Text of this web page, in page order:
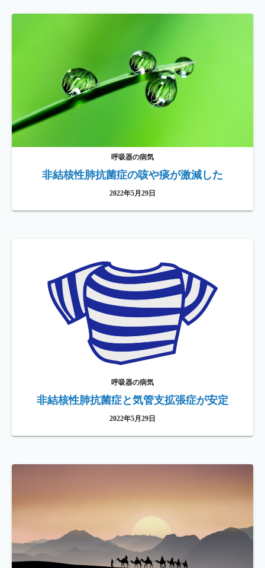
呼吸器の病気
非結核性肺抗菌症の咳や痰が激減した
2022年5月29日
呼吸器の病気
非結核性肺抗菌症と気管支拡張症が安定
2022年5月29日